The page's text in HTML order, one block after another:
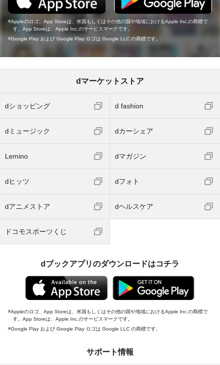
Appleのロゴ、App Storeは、米国もしくはその他の国や地域におけるApple Inc.の商標で
す。App Storeは、Apple Inc.のサービスマークです。
Google Play および Google Play ロゴは Google LLC の商標です。
dマーケットストア
dショッピング d fashion
dミュージック dカーシェア
Lemino dマガジン
dヒッツ dフォト
dアニメストア dヘルスケア
ドコモスポーツくじ
dブックアプリのダウンロードはコチラ
Appleのロゴ、App Storeは、米国もしくはその他の国や地域におけるApple Inc.の商標で
す。App Storeは、Apple Inc.のサービスマークです。
Google Play および Google Play ロゴは Google LLC の商標です。
サポート情報